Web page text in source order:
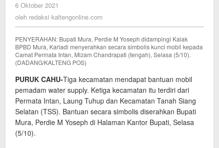
6 Oktober 2021
redaksi
kaltengonline.com
oleh redaksi kaltengonline.com
PENYERAHAN: Bupati Mura, Perdie M Yoseph didampingi Kalak
BPBD Mura, Kariadi menyerahkan secara simbolis kunci mobil kepada
Camat Permata Intan, Mizam Chandrapati (tengah), Selasa (5/10).
(DADANG/KALTENG POS)
PURUK CAHU-Tiga kecamatan mendapat bantuan mobil
pemadam water supply. Ketiga kecamatan itu terdiri dari
Permata Intan, Laung Tuhup dan Kecamatan Tanah Siang
Selatan (TSS). Bantuan secara simbolis diserahkan Bupati
Mura, Perdie M Yoseph di Halaman Kantor Bupati, Selasa
(5/10).